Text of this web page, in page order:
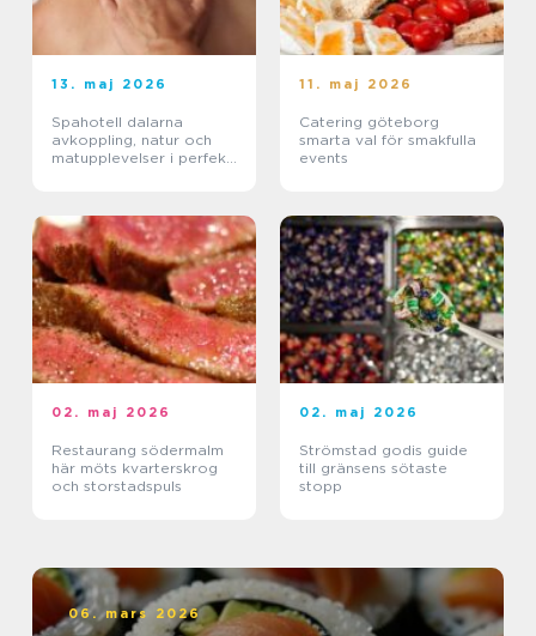
13. maj 2026
Spahotell dalarna
avkoppling, natur och
matupplevelser i perfekt
11. maj 2026
Catering göteborg
smarta val för smakfulla
events
02. maj 2026
Restaurang södermalm
här möts kvarterskrog
och storstadspuls
02. maj 2026
Strömstad godis guide
till gränsens sötaste
stopp
06. mars 2026